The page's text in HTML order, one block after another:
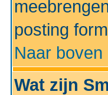
posting
Naar boven
Wat zijn